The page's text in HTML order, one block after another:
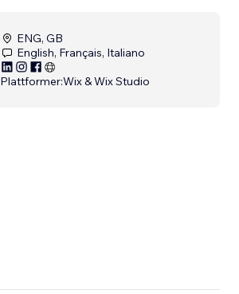
ENG, GB
English, Français, Italiano
Plattformer:Wix & Wix Studio